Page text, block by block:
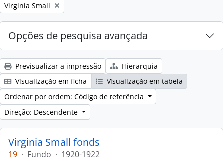
Remove filter:
Virginia Small
Opções de pesquisa avançada
Previsualizar a impressão
Hierarquia
Visualização em ficha
Visualização em tabela
Ordenar por ordem: Código de referência
Direção: Descendente
Virginia Small fonds
19 · Fundo · 1920-1922